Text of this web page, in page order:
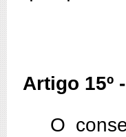
Artigo 15º
O